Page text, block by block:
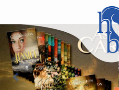
InhaltVorherige